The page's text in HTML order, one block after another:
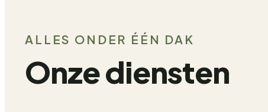
ALLES ONDER ÉÉN DAK
Onze diensten